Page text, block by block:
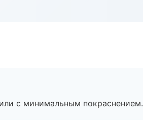
с минимальным покраснением.